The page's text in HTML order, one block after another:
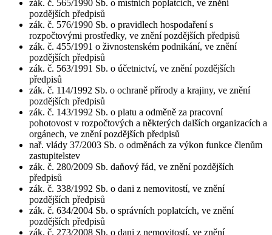
zák. č. 565/1990 Sb. o místních poplatcích, ve znění
pozdějších předpisů
zák. č. 576/1990 Sb. o pravidlech hospodaření s
rozpočtovými prostředky, ve znění pozdějších předpisů
zák. č. 455/1991 o živnostenském podnikání, ve znění
pozdějších předpisů
zák. č. 563/1991 Sb. o účetnictví, ve znění pozdějších
předpisů
zák. č. 114/1992 Sb. o ochraně přírody a krajiny, ve znění
pozdějších předpisů
zák. č. 143/1992 Sb. o platu a odměně za pracovní
pohotovost v rozpočtových a některých dalších organizacích a
orgánech, ve znění pozdějších předpisů
nař. vlády 37/2003 Sb. o odměnách za výkon funkce členům
zastupitelstev
zák. č. 280/2009 Sb. daňový řád, ve znění pozdějších
předpisů
zák. č. 338/1992 Sb. o dani z nemovitostí, ve znění
pozdějších předpisů
zák. č. 634/2004 Sb. o správních poplatcích, ve znění
pozdějších předpisů
zák. č. 273/2008 Sb. o dani z nemovitostí, ve znění